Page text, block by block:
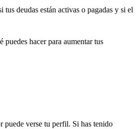
deudas están activas o pagadas y si el
hacer para aumentar tus
puede verse tu perfil. Si has tenido